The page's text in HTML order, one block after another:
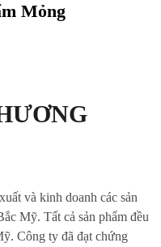
Mỏng
và kinh doanh các sản
Mỹ. Tất cả sản phẩm đều
Công ty đã đạt chứng